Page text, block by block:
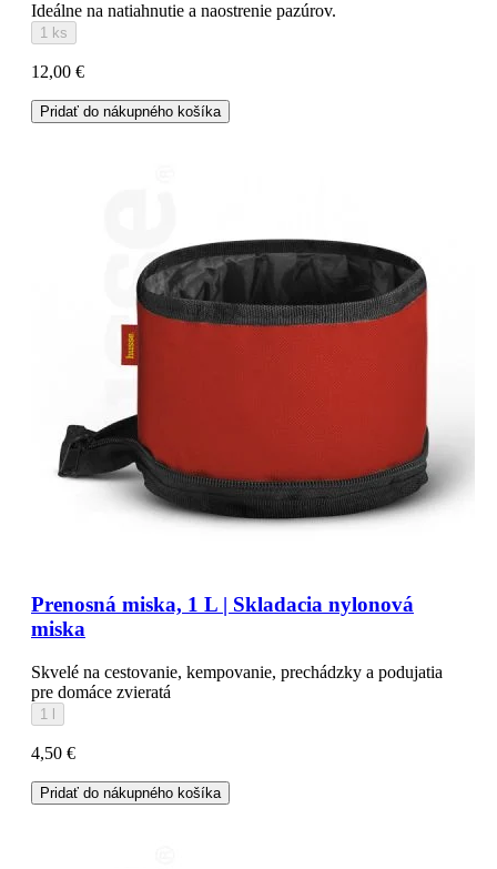
Ideálne na natiahnutie a naostrenie pazúrov.
1 ks
12,00 €
Pridať do nákupného košíka
Prenosná miska, 1 L | Skladacia nylonová
miska
Skvelé na cestovanie, kempovanie, prechádzky a podujatia
pre domáce zvieratá
1 l
4,50 €
Pridať do nákupného košíka